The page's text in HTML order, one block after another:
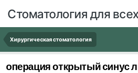
Стоматология для всех
Хирургическая стоматология
операция открытый синус